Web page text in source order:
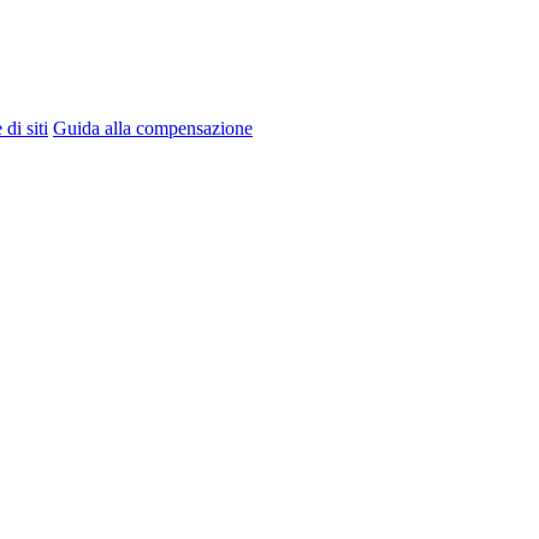
di siti Guida alla compensazione